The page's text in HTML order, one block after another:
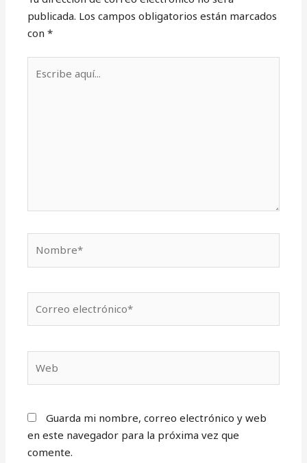
publicada. Los campos obligatorios están marcados
con*
aquí...
electrónico*
Guarda mi nombre, correo electrónico y web
en este navegador para la próxima vez que
comente.